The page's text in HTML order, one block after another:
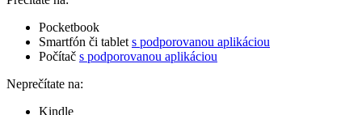
Pocketbook
Smartfón či tablet s podporovanou aplikáciou
Počítač s podporovanou aplikáciou
Neprečítate na:
Kindle